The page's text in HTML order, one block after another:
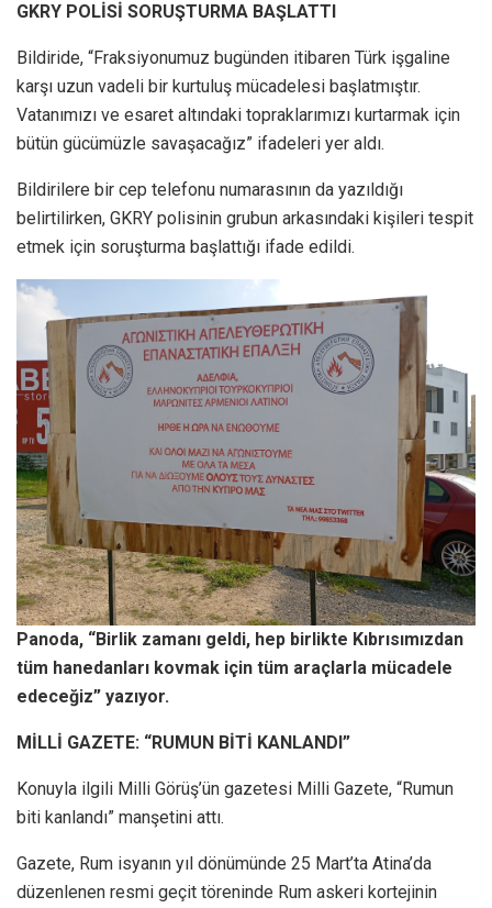
GKRY POLİSİ SORUŞTURMA BAŞLATTI
Bildiride, “Fraksiyonumuz bugünden itibaren Türk işgaline
karşı uzun vadeli bir kurtuluş mücadelesi başlatmıştır.
Vatanımızı ve esaret altındaki topraklarımızı kurtarmak için
bütün gücümüzle savaşacağız” ifadeleri yer aldı.
Bildirilere bir cep telefonu numarasının da yazıldığı
belirtilirken, GKRY polisinin grubun arkasındaki kişileri tespit
etmek için soruşturma başlattığı ifade edildi.
Panoda, “Birlik zamanı geldi, hep birlikte Kıbrısımızdan
tüm hanedanları kovmak için tüm araçlarla mücadele
edeceğiz” yazıyor.
MİLLİ GAZETE: “RUMUN BİTİ KANLANDI”
Konuyla ilgili Milli Görüş’ün gazetesi Milli Gazete, “Rumun
biti kanlandı” manşetini attı.
Gazete, Rum isyanın yıl dönümünde 25 Mart’ta Atina’da
düzenlenen resmi geçit töreninde Rum askeri kortejinin